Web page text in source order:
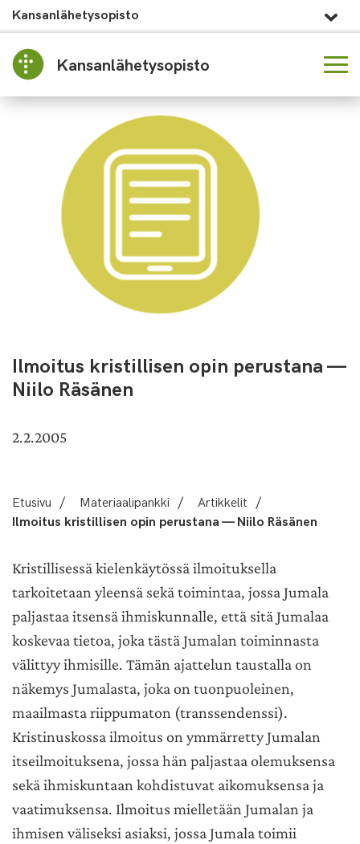
Kansanlähetysopisto
Kansanlähetysopisto
Ilmoitus kristillisen opin perustana —
Niilo Räsänen
2.2.2005
Etusivu / Materiaalipankki / Artikkelit /
Ilmoitus kristillisen opin perustana — Niilo Räsänen
Kristillisessä kielenkäytössä ilmoituksella
tarkoitetaan yleensä sekä toimintaa, jossa Jumala
paljastaa itsensä ihmiskunnalle, että sitä Jumalaa
koskevaa tietoa, joka tästä Jumalan toiminnasta
välittyy ihmisille. Tämän ajattelun taustalla on
näkemys Jumalasta, joka on tuonpuoleinen,
maailmasta riippumaton (transsendenssi).
Kristinuskossa ilmoitus on ymmärretty Jumalan
itseilmoituksena, jossa hän paljastaa olemuksensa
sekä ihmiskuntaan kohdistuvat aikomuksensa ja
vaatimuksensa. Ilmoitus mielletään Jumalan ja
ihmisen väliseksi asiaksi, jossa Jumala toimii